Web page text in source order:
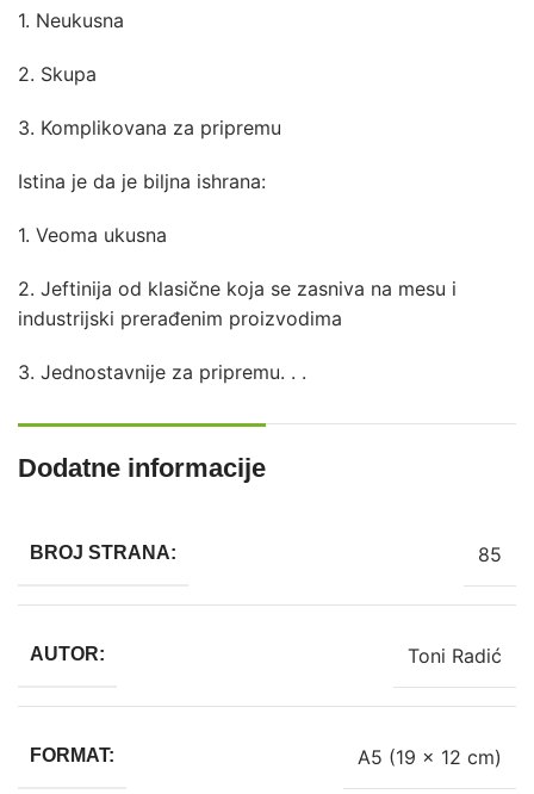
1. Neukusna
2. Skupa
3. Komplikovana za pripremu
Istina je da je biljna ishrana:
1. Veoma ukusna
2. Jeftinija od klasične koja se zasniva na mesu i
industrijski prerađenim proizvodima
3. Jednostavnije za pripremu. . .
Dodatne informacije
BROJ STRANA: 85
AUTOR: Toni Radić
FORMAT: A5 (19 x 12 cm)